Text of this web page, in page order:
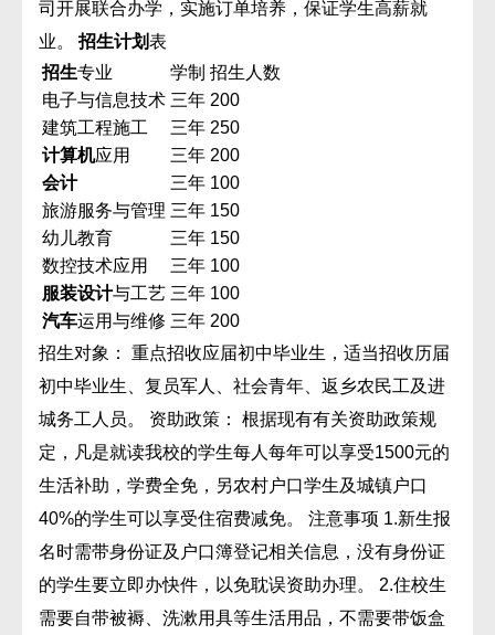
司开展联合办学，实施订单培养，保证学生高薪就
业。 招生计划表
招生专业 学制 招生人数
电子与信息技术 三年 200
建筑工程施工
三年 250
计算机应用 三年 200
会计
三年 100
旅游服务与管理 三年 150
幼儿教育
三年 150
数控技术应用
三年 100
服装设计与工艺 三年 100
汽车运用与维修 三年 200
招生对象： 重点招收应届初中毕业生，适当招收历届
初中毕业生、复员军人、社会青年、返乡农民工及进
城务工人员。 资助政策： 根据现有有关资助政策规
定，凡是就读我校的学生每人每年可以享受1500元的
生活补助，学费全免，另农村户口学生及城镇户口
40%的学生可以享受住宿费减免。 注意事项 1.新生报
名时需带身份证及户口簿登记相关信息，没有身份证
的学生要立即办快件，以免耽误资助办理。 2.住校生
需要自带被褥、洗漱用具等生活用品，不需要带饭盒